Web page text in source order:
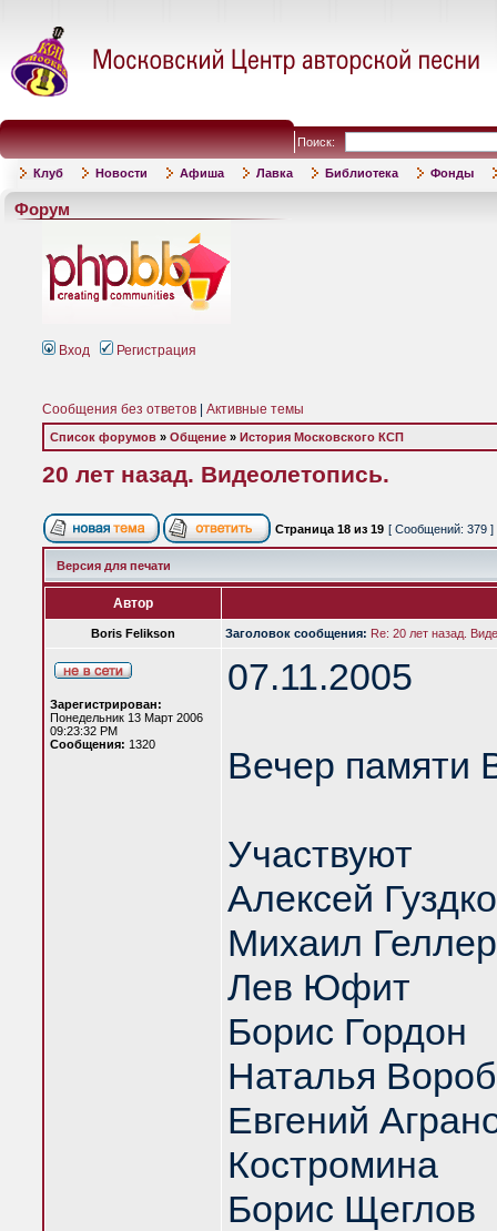
Поиск:
Клуб Новости Афиша Лавка Библиотека Фонды
Форум
Вход Регистрация
Сообщения без ответов Активные темы
Список форумов » Общение » История Московского КСП
20 лет назад. Видеолетопись.
Страница 18 из 19 [ Сообщений: 379 ]
Версия для печати
Автор
Boris Felikson Заголовок сообщения: Re: 20 лет назад.
Зарегистрирован:
Понедельник 13 Март 2006
09:23:32 PM
Сообщения: 1320
07.11.2005
Вечер памяти
Участвуют
Алексей
Михаил Геллер
Лев Юфит
Борис Гордон
Наталья
Евгений
Костромина
Борис Щеглов